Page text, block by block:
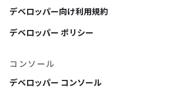
デベロッパー向け利用規約
デベロッパー ポリシー
コンソール
デベロッパー コンソール